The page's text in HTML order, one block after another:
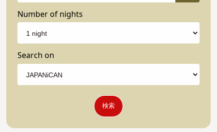
Number of nights
Search on
検索